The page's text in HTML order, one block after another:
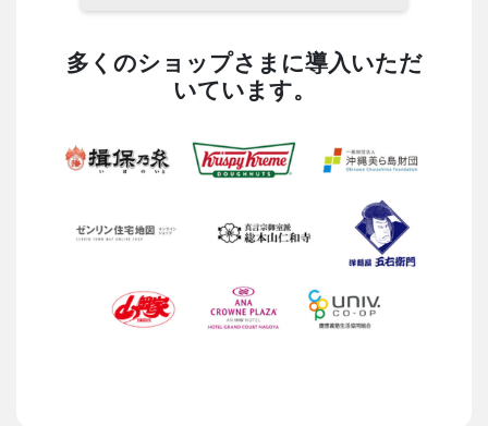
多くのショップさまに導入いただ
いています。